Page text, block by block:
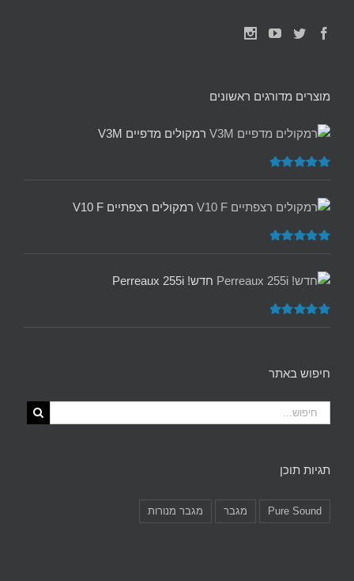
מוצרים מדורגים ראשונים
רמקולים מדפיים V3M
דורג5.00
רמקולים רצפתיים V10 F
דורג5.00
חדש! Perreaux 255i
דורג5.00
חיפוש באתר
תגיות תוכן
Pure Sound מגבר מגבר מנורות